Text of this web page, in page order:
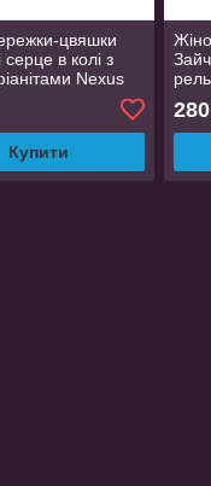
цвяшки
серце в колі з
Nexus
Купити
5.8
280